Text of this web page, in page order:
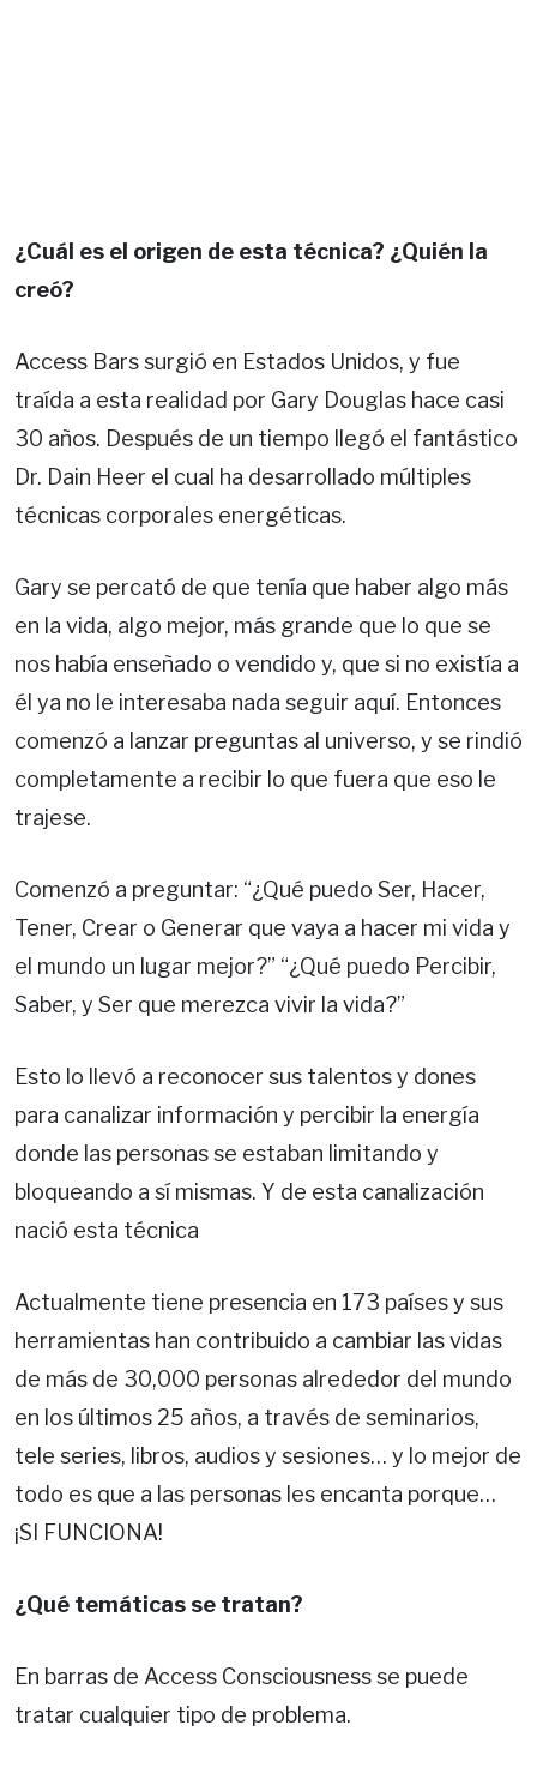
¿Cuál es el origen de esta técnica? ¿Quién la
creó?
Access Bars surgió en Estados Unidos, y fue
traída a esta realidad por Gary Douglas hace casi
30 años. Después de un tiempo llegó el fantástico
Dr. Dain Heer el cual ha desarrollado múltiples
técnicas corporales energéticas.
Gary se percató de que tenía que haber algo más
en la vida, algo mejor, más grande que lo que se
nos había enseñado o vendido y, que si no existía a
él ya no le interesaba nada seguir aquí. Entonces
comenzó a lanzar preguntas al universo, y se rindió
completamente a recibir lo que fuera que eso le
trajese.
Comenzó a preguntar: “¿Qué puedo Ser, Hacer,
Tener, Crear o Generar que vaya a hacer mi vida y
el mundo un lugar mejor?” “¿Qué puedo Percibir,
Saber, y Ser que merezca vivir la vida?”
Esto lo llevó a reconocer sus talentos y dones
para canalizar información y percibir la energía
donde las personas se estaban limitando y
bloqueando a sí mismas. Y de esta canalización
nació esta técnica
Actualmente tiene presencia en 173 países y sus
herramientas han contribuido a cambiar las vidas
de más de 30,000 personas alrededor del mundo
en los últimos 25 años, a través de seminarios,
tele series, libros, audios y sesiones… y lo mejor de
todo es que a las personas les encanta porque…
¡SI FUNCIONA!
¿Qué temáticas se tratan?
En barras de Access Consciousness se puede
tratar cualquier tipo de problema.